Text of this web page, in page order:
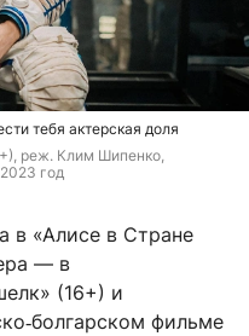
тебя актерская доля
реж. Клим Шипенко,
год
в «Алисе в Стране
— в
(16+) и
фильме